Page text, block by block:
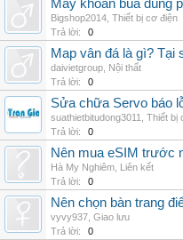
Máy khoan búa dùng
Bigshop2014 Thiết bị cơ điện
Trả lời:
0
Map vân đá là gì?
daivietgroup Nội thất
Trả lời:
0
Sửa chữa Servo báo
suathietbitudong3011
Thiết bị
Trả lời:
0
Nên mua eSIM trước
Hà My Nghiêm Liên kết
Trả lời:
0
Nên chọn bàn trang
vyvy937 Giao lưu
Trả lời:
0